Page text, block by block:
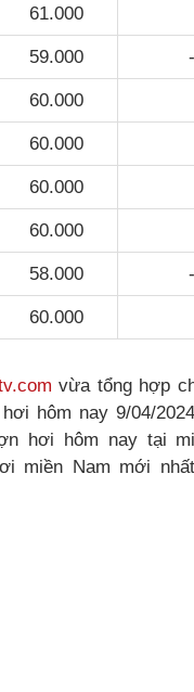
61.000
59.000
60.000
60.000
60.000
60.000
58.000
60.000
vừa tổng hợp
hôm nay 9/04/
hơi hôm nay tại
miền Nam mới